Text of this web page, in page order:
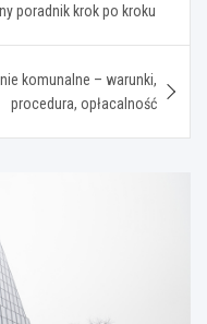
poradnik krok po kroku
komunalne – warunki,
procedura, opłacalność